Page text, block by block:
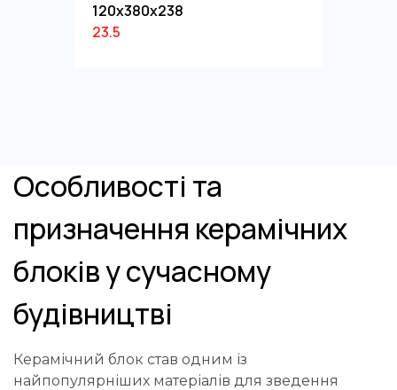
120х380х238
23.5
Особливості та
призначення керамічних
блоків у сучасному
будівництві
Керамічний блок став одним із
найпопулярніших матеріалів для зведення